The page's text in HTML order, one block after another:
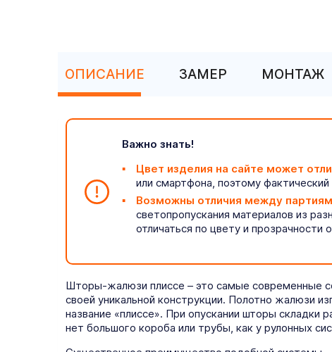
ОПИСАНИЕ ЗАМЕР МОНТАЖ
Важно знать!
Цвет изделия на сайте может
или смартфона, поэтому
Возможны отличия между
светопропускания материалов из
отличаться по цвету и прозрачности
Шторы-жалюзи плиссе – это самые современные
своей уникальной конструкции. Полотно жалюзи
название «плиссе». При опускании шторы складки
нет большого короба или трубы, как у рулонных